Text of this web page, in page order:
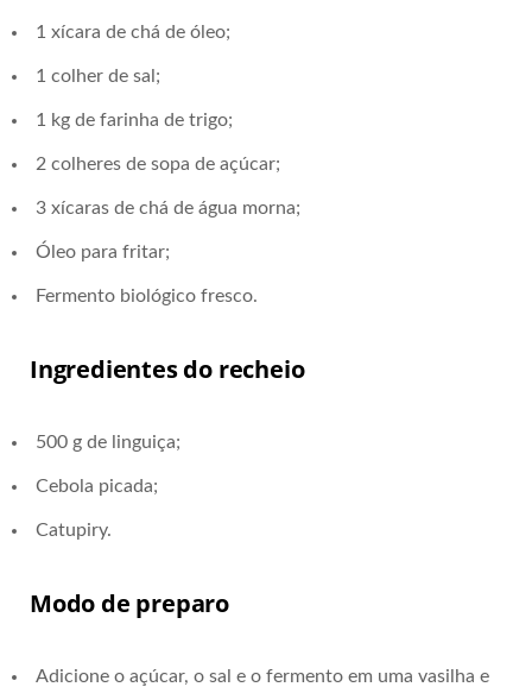
1 xícara de chá de óleo;
1 colher de sal;
1 kg de farinha de trigo;
2 colheres de sopa de açúcar;
3 xícaras de chá de água morna;
Óleo para fritar;
Fermento biológico fresco.
Ingredientes do recheio
500 g de linguiça;
Cebola picada;
Catupiry.
Modo de preparo
Adicione o açúcar, o sal e o fermento em uma vasilha e